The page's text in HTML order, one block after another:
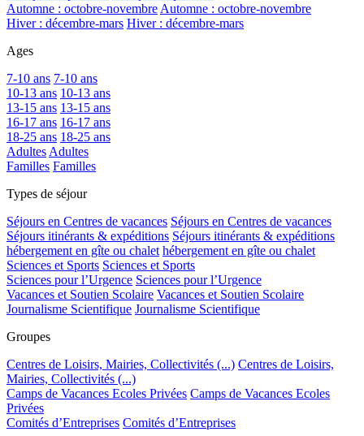
Automne : octobre-novembre Automne : octobre-novembre
Hiver : décembre-mars Hiver : décembre-mars
Ages
7-10 ans 7-10 ans
10-13 ans 10-13 ans
13-15 ans 13-15 ans
16-17 ans 16-17 ans
18-25 ans 18-25 ans
Adultes Adultes
Familles Familles
Types de séjour
Séjours en Centres de vacances Séjours en Centres de vacances
Séjours itinérants & expéditions Séjours itinérants & expéditions
hébergement en gîte ou chalet hébergement en gîte ou chalet
Sciences et Sports Sciences et Sports
Sciences pour l’Urgence Sciences pour l’Urgence
Vacances et Soutien Scolaire Vacances et Soutien Scolaire
Journalisme Scientifique Journalisme Scientifique
Groupes
Centres de Loisirs, Mairies, Collectivités (...) Centres de Loisirs,
Mairies, Collectivités (...)
Camps de Vacances Ecoles Privées Camps de Vacances Ecoles
Privées
Comités d’Entreprises Comités d’Entreprises